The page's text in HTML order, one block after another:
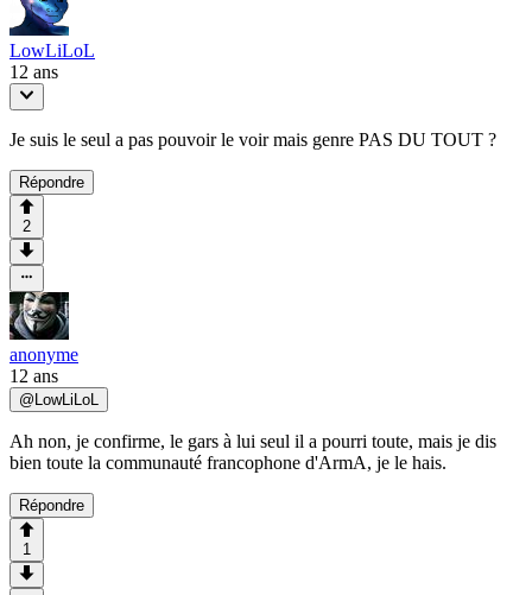
LowLiLoL
12 ans
Je suis le seul a pas pouvoir le voir mais genre PAS DU TOUT ?
Répondre
2
anonyme
12 ans
@LowLiLoL
Ah non, je confirme, le gars à lui seul il a pourri toute, mais je dis
bien toute la communauté francophone d'ArmA, je le hais.
Répondre
1